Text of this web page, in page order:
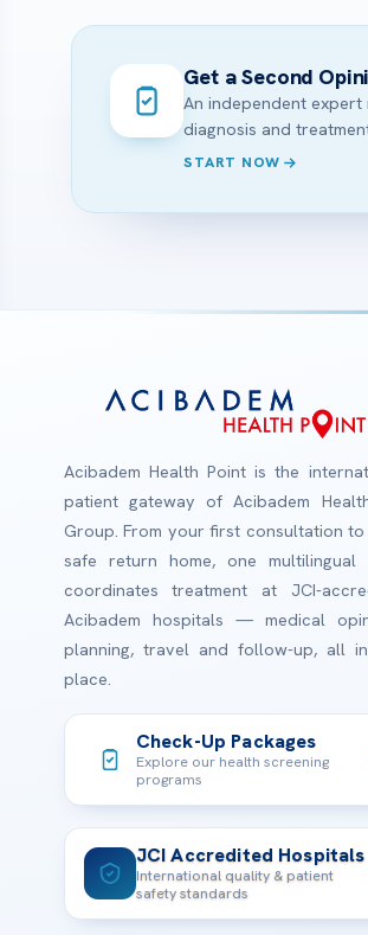
Get a Second
An independent
diagnosis and
START NOW
Acibadem Health Point is the
patient gateway of Acibadem
Group. From your first consultation
safe return home, one multilingual
coordinates treatment at JCI-
Acibadem hospitals — medical
planning, travel and follow-up, all
place.
Check-Up Packages
Explore our health screening
programs
JCI Accredited Hospitals
International quality & patient
safety standards